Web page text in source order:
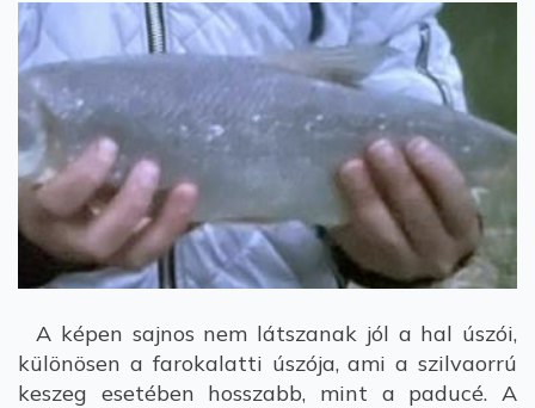
A képen sajnos nem látszanak jól a hal úszói,
különösen a farokalatti úszója, ami a szilvaorrú
keszeg esetében hosszabb, mint a paducé. A